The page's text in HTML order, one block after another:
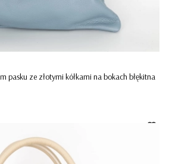
pasku ze złotymi kółkami na bokach błękitna